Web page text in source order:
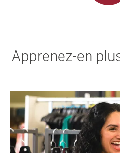
Apprenez-en